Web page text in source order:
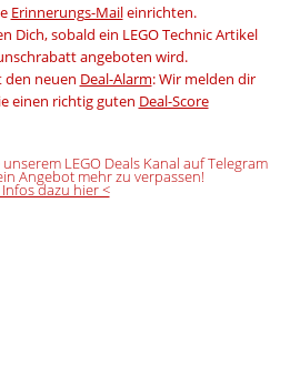
Erinnerungs-Maileinrichten.
Dich, sobald ein LEGO Technic Artikel
angeboten wird.
neuen Deal-Alarm: Wir melden dir
einen richtig guten Deal-Score
unserem LEGO Deals Kanal auf Telegram
Angebot mehr zu verpassen!
Infos dazu hier <